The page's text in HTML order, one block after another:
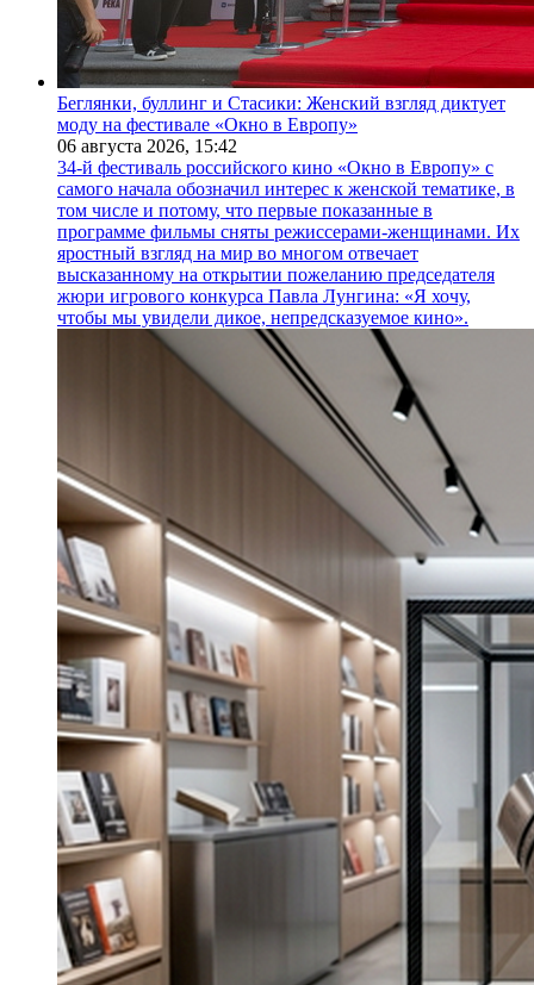
Беглянки, буллинг и Стасики: Женский взгляд диктует
моду на фестивале «Окно в Европу»
06 августа 2026, 15:42
34-й фестиваль российского кино «Окно в Европу» с
самого начала обозначил интерес к женской тематике, в
том числе и потому, что первые показанные в
программе фильмы сняты режиссерами-женщинами. Их
яростный взгляд на мир во многом отвечает
высказанному на открытии пожеланию председателя
жюри игрового конкурса Павла Лунгина: «Я хочу,
чтобы мы увидели дикое, непредсказуемое кино».